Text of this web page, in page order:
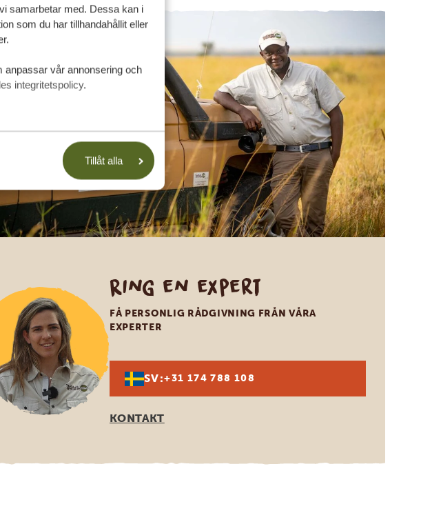
samarbetar med. Dessa kan i
som du har tillhandahållit eller
vår annonsering och
integritetspolicy.
Tillåt alla
Ring en expert
FÅ PERSONLIG RÅDGIVNING FRÅN VÅRA
EXPERTER
SV:+31 174 788 108
KONTAKT